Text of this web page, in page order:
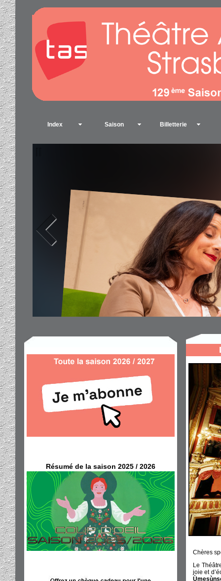
Index Saison Billetterie
Résumé de la saison 2025 / 2026
Chères
Le
joie et